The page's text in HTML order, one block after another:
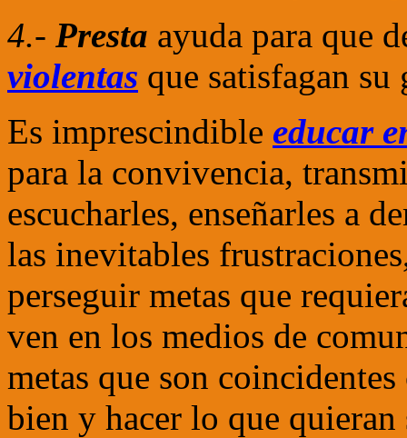
4.- Presta ayuda para que
violentas que satisfagan su
Es imprescindible educar
para la convivencia,
escucharles, enseñarles a
las inevitables
perseguir metas que
ven en los medios de
metas que son
bien y hacer lo que